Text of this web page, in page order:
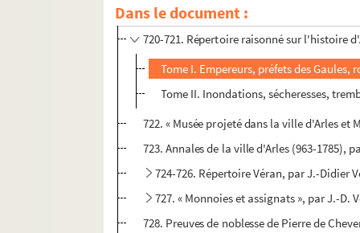
Dans le document :
719. Dissertation sur un autel de la Bonne
720-721. Répertoire raisonné sur l'histoire
Tome I. Empereurs, préfets des
Tome II. Inondations, sécheresses,
722. « Musée projeté dans la ville d'Arles
723. Annales de la ville d'Arles (963-1785),
724-726. Répertoire Véran, par J.-Didier
727. « Monnoies et assignats », par J.-D.
728. Preuves de noblesse de Pierre de